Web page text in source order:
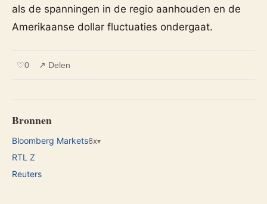
als de spanningen in de regio aanhouden en de
Amerikaanse dollar fluctuaties ondergaat.
♡0 ↗ Delen
Bronnen
Bloomberg Markets6x▾
RTL Z
Reuters